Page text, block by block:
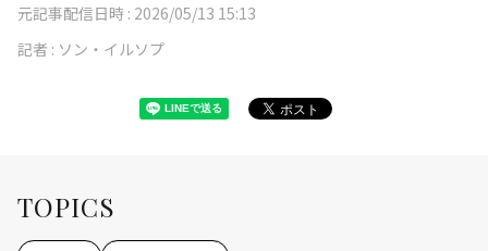
元記事配信日時 : 2026/05/13 15:13
記者 : ソン・イルソプ
TOPICS